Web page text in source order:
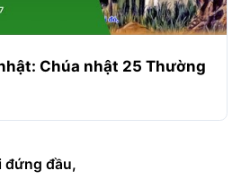
Chúa nhật 25 Thường
đứng đầu,